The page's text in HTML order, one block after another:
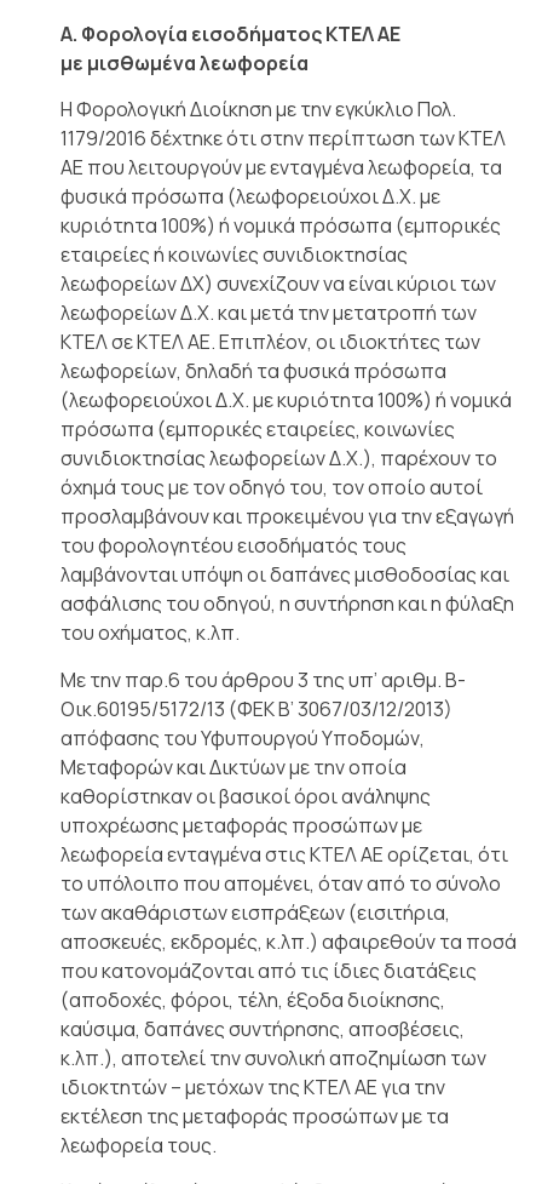
Α. Φορολογία εισοδήματος ΚΤΕΛ ΑΕ
με μισθωμένα λεωφορεία
Η Φορολογική Διοίκηση με την εγκύκλιο Πολ.
1179/2016 δέχτηκε ότι στην περίπτωση των ΚΤΕΛ
ΑΕ που λειτουργούν με ενταγμένα λεωφορεία, τα
φυσικά πρόσωπα (λεωφορειούχοι Δ.Χ. με
κυριότητα 100%) ή νομικά πρόσωπα (εμπορικές
εταιρείες ή κοινωνίες συνιδιοκτησίας
λεωφορείων ΔΧ) συνεχίζουν να είναι κύριοι των
λεωφορείων Δ.Χ. και μετά την μετατροπή των
ΚΤΕΛ σε ΚΤΕΛ ΑΕ. Επιπλέον, οι ιδιοκτήτες των
λεωφορείων, δηλαδή τα φυσικά πρόσωπα
(λεωφορειούχοι Δ.Χ. με κυριότητα 100%) ή νομικά
πρόσωπα (εμπορικές εταιρείες, κοινωνίες
συνιδιοκτησίας λεωφορείων Δ.Χ.), παρέχουν το
όχημά τους με τον οδηγό του, τον οποίο αυτοί
προσλαμβάνουν και προκειμένου για την εξαγωγή
του φορολογητέου εισοδήματός τους
λαμβάνονται υπόψη οι δαπάνες μισθοδοσίας και
ασφάλισης του οδηγού, η συντήρηση και η φύλαξη
του οχήματος, κ.λπ.
Με την παρ.6 του άρθρου 3 της υπ’ αριθμ. Β-
Οικ.60195/5172/13 (ΦΕΚ Β’ 3067/03/12/2013)
απόφασης του Υφυπουργού Υποδομών,
Μεταφορών και Δικτύων με την οποία
καθορίστηκαν οι βασικοί όροι ανάληψης
υποχρέωσης μεταφοράς προσώπων με
λεωφορεία ενταγμένα στις ΚΤΕΛ ΑΕ ορίζεται, ότι
το υπόλοιπο που απομένει, όταν από το σύνολο
των ακαθάριστων εισπράξεων (εισιτήρια,
αποσκευές, εκδρομές, κ.λπ.) αφαιρεθούν τα ποσά
που κατονομάζονται από τις ίδιες διατάξεις
(αποδοχές, φόροι, τέλη, έξοδα διοίκησης,
καύσιμα, δαπάνες συντήρησης, αποσβέσεις,
κ.λπ.), αποτελεί την συνολική αποζημίωση των
ιδιοκτητών – μετόχων της ΚΤΕΛ ΑΕ για την
εκτέλεση της μεταφοράς προσώπων με τα
λεωφορεία τους.